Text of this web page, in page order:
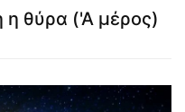
η θύρα ('Α μέρος)